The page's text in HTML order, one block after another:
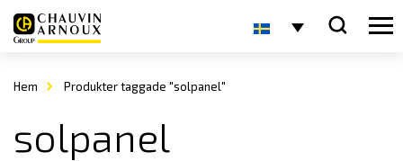
Hem Produkter taggade "solpanel"
solpanel